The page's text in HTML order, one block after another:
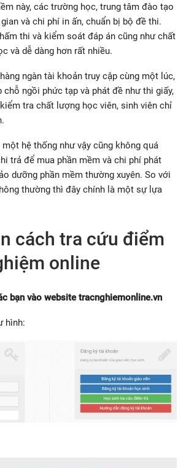
này, các trường học, trung tâm đào tạo
và chi phí in ấn, chuẩn bị bộ đề thi.
thi và kiểm soát đáp án cũng như chất
và dễ dàng hơn rất nhiều.
ngàn tài khoản truy cập cùng một lúc,
chỗ ngồi phức tạp và phát đề như thi giấy,
tra chất lượng học viên, sinh viên chỉ
hệ thống như vậy cũng không quá
trả để mua phần mềm và chi phí phát
dưỡng phần mềm thường xuyên. So với
thường thì đây chính là một sự lựa
cách tra cứu điểm
online
bạn vào website tracnghiemonline.vn
hình: